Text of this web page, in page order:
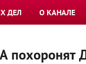
ДЕЛ О КАНАЛЕ